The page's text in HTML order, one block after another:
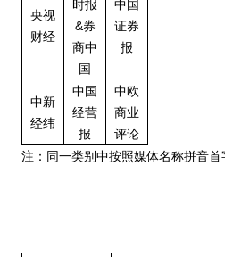
央视
财经
时报
&券
商中
国
中国
证券
报
中新
经纬
中国
经营
报
中欧
商业
评论
注：同一类别中按照媒体名称拼音